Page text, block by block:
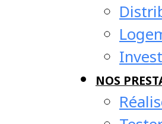
NOS